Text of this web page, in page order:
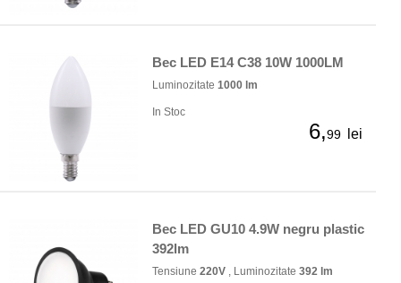
Bec LED E14 C38 10W 1000LM
Luminozitate 1000 lm
In Stoc
6,99 lei
Bec LED GU10 4.9W negru plastic
392lm
Tensiune 220V , Luminozitate 392 lm